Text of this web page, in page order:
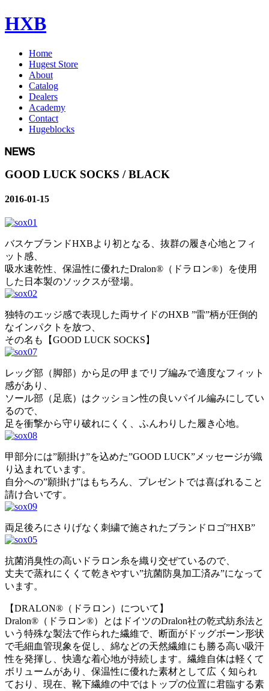
HXB
Home
Hugest Store
About
Catalog
Dealers
Academy
Contact
Hugeblocks
GOOD LUCK SOCKS / BLACK
2016-01-15
バスケブランドHXBより初となる、抜群の履き心地とフィ
ット感、
吸水速乾性、保温性に優れたDralon®（ドラロン®）を使用
した日本製のソックスが登場。
独特のエッジ感で表現した両サイドのHXB ”雷”柄が圧倒的
なインパクトを放つ、
その名も【GOOD LUCK SOCKS】
レッグ部（脚部）から足の甲までリブ編みで適度なフィット
感があり、
ソール部（足底）はクッション性の良いパイル編みにしてい
るので、
足を衝撃から守り破れにくく、ふんわりした履き心地。
甲部分には”願掛け”を込めた”GOOD LUCK”メッセージが織
り込まれています。
自分への”願掛け”はもちろん、プレゼントでは喜ばれること
請け合いです。
両足後ろにさりげなく刺繍で施されたブランドロゴ”HXB”
抗菌消臭性の高いドラロン糸を織り交ぜているので、
丈夫で蒸れにくくて乾きやすい”抗菌防臭加工済み”になって
います。
【DRALON®（ドラロン）について】
Dralon®（ドラロン®）とはドイツのDralon社の乾式紡糸法と
いう特殊な製法で作られた繊維で、断面がドッグボーン形状
で毛細血管現象を促し、綿などの天然繊維にも勝る高い吸汗
性を発揮し、快適な着心地が持続します。繊維自体は軽くて
ボリュームがあり、保温性に優れた素材として広 く知られ
ており、現在、靴下繊維の中ではトップの位置に君臨する素